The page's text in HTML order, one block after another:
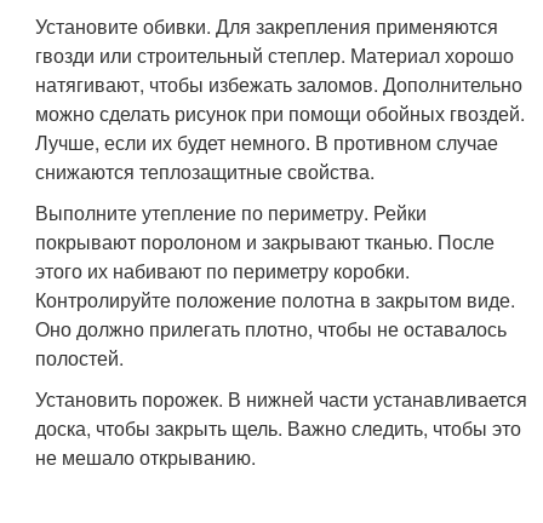
Установите обивки. Для закрепления применяются
гвозди или строительный степлер. Материал хорошо
натягивают, чтобы избежать заломов. Дополнительно
можно сделать рисунок при помощи обойных гвоздей.
Лучше, если их будет немного. В противном случае
снижаются теплозащитные свойства.
Выполните утепление по периметру. Рейки
покрывают поролоном и закрывают тканью. После
этого их набивают по периметру коробки.
Контролируйте положение полотна в закрытом виде.
Оно должно прилегать плотно, чтобы не оставалось
полостей.
Установить порожек. В нижней части устанавливается
доска, чтобы закрыть щель. Важно следить, чтобы это
не мешало открыванию.